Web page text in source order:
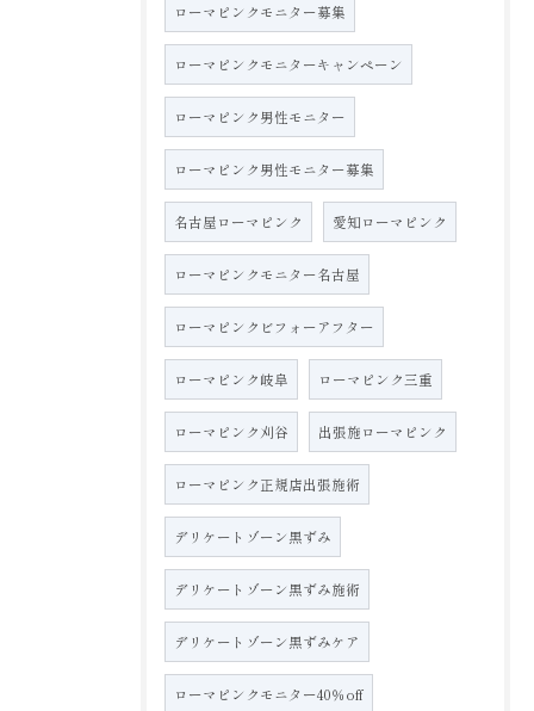
ローマピンクモニター募集
ローマピンクモニターキャンペーン
ローマピンク男性モニター
ローマピンク男性モニター募集
名古屋ローマピンク 愛知ローマピンク
ローマピンクモニター名古屋
ローマピンクビフォーアフター
ローマピンク岐阜 ローマピンク三重
ローマピンク刈谷 出張施ローマピンク
ローマピンク正規店出張施術
デリケートゾーン黒ずみ
デリケートゾーン黒ずみ施術
デリケートゾーン黒ずみケア
ローマピンクモニター40％off